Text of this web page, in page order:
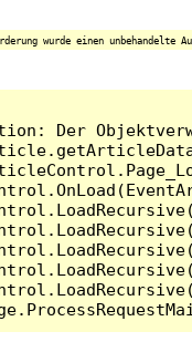
wurde einen unbehandelte
Der